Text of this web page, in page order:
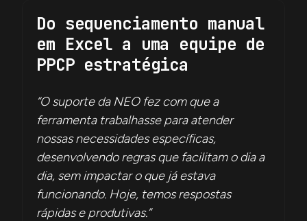
Do sequenciamento manual
em Excel a uma equipe de
PPCP estratégica
“O suporte da NEO fez com que a
ferramenta trabalhasse para atender
nossas necessidades específicas,
desenvolvendo regras que facilitam o dia a
dia, sem impactar o que já estava
funcionando. Hoje, temos respostas
rápidas e produtivas.”